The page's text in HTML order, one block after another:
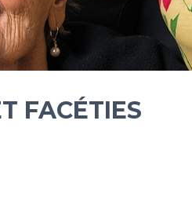
FACÉTIES